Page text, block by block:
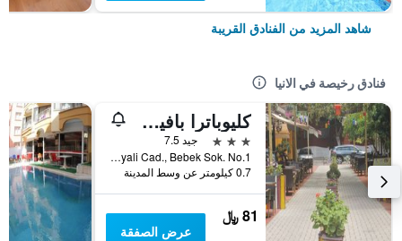
شاهد المزيد من الفنادق القريبة
فنادق رخيصة في الانيا
كليوباترا بافيرا هوتل
3 نجوم
جيد 7.5
Saray Mah. Guzelyali Cad., Bebek Sok. No.1, الانيا, تركيا
0.7 كيلومتر عن وسط المدينة
81 ﷼
عرض الصفقة